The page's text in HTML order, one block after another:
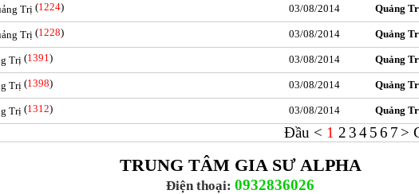
Trị(1224) 03/08/2014 Quảng
Trị(1228) 03/08/2014 Quảng
Trị (1391) 03/08/2014 Quảng
Trị (1398) 03/08/2014 Quảng
Trị (1312) 03/08/2014 Quảng
Đầu < 1 2 34 56 7 >
TRUNG TÂM GIA SƯ ALPHA
Điện thoại: 0932836026